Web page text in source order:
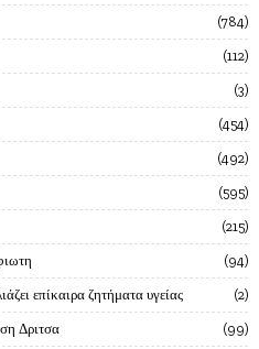
784
112
3
454
492
595
215
94
επίκαιρα ζητήματα υγείας 2
Δριτσα 99